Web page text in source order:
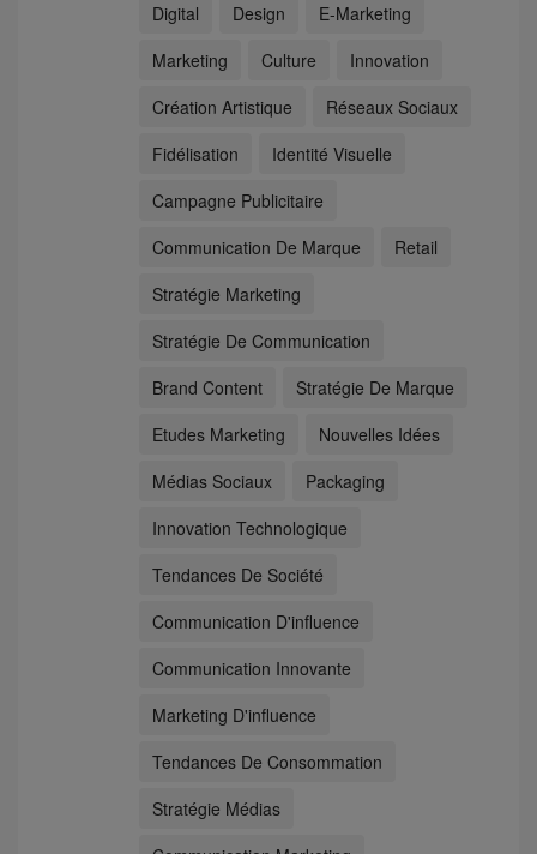
Digital
Design
E-Marketing
Marketing
Culture
Innovation
Création Artistique
Réseaux Sociaux
Fidélisation
Identité Visuelle
Campagne Publicitaire
Communication De Marque
Retail
Stratégie Marketing
Stratégie De Communication
Brand Content
Stratégie De Marque
Etudes Marketing
Nouvelles Idées
Médias Sociaux
Packaging
Innovation Technologique
Tendances De Société
Communication D'influence
Communication Innovante
Marketing D'influence
Tendances De Consommation
Stratégie Médias